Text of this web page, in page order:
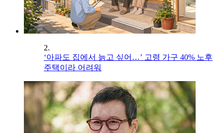
2.
‘아파도 집에서 늙고 싶어…’ 고령 가구 40% 노후
주택이라 어려워